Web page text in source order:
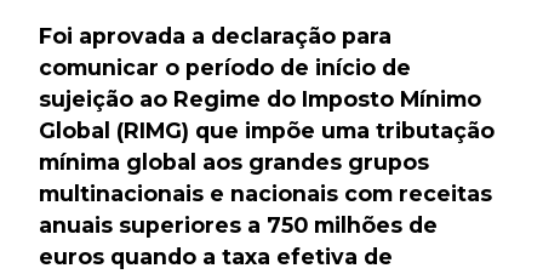
Foi aprovada a declaração para
comunicar o período de início de
sujeição ao Regime do Imposto Mínimo
Global (RIMG) que impõe uma tributação
mínima global aos grandes grupos
multinacionais e nacionais com receitas
anuais superiores a 750 milhões de
euros quando a taxa efetiva de